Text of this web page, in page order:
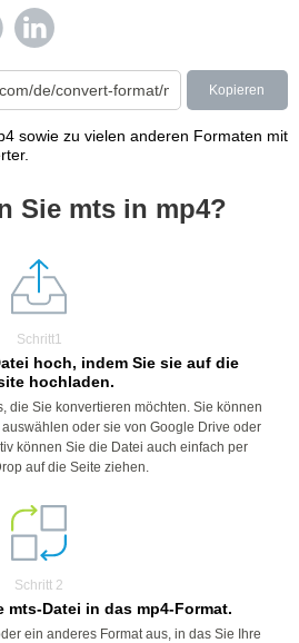
Kopieren
sowie zu vielen anderen Formaten mit
Sie mts in mp4?
Schritt1
hoch, indem Sie sie auf die
hochladen.
die Sie konvertieren möchten. Sie können
oder sie von Google Drive oder
können Sie die Datei auch einfach per
auf die Seite ziehen.
Schritt 2
mts-Datei in das mp4-Format.
ein anderes Format aus, in das Sie Ihre